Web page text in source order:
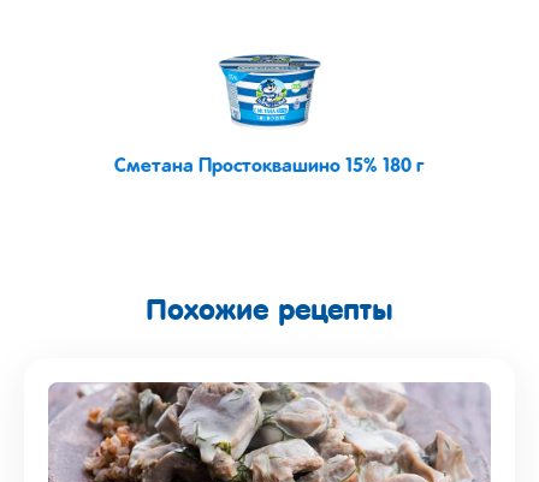
Сметана Простоквашино 15% 180 г
Похожие рецепты